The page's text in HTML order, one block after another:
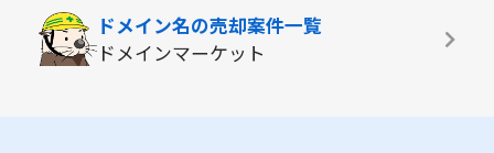
ドメイン名の売却案件一覧
ドメインマーケット